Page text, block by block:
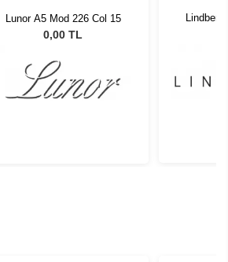
Lunor A5 Mod 226 Col 15
0,00 TL